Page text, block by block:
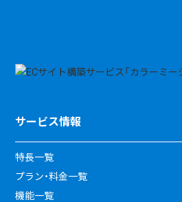
サービス情報
特長一覧
プラン・料金一覧
機能一覧